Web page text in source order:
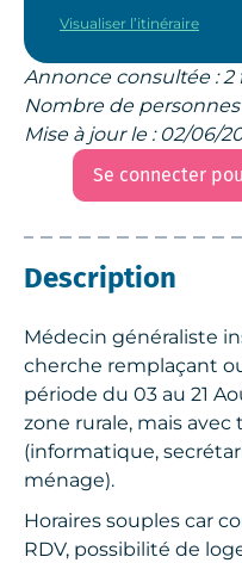
Visualiser l’itinéraire
Annonce consultée : 2
Nombre de
Mise à jour le : 02/06/
Se connecter
Description
Médecin généraliste
cherche remplaçant
période du 03 au 21
zone rurale, mais
(informatique,
ménage).
Horaires souples car
RDV, possibilité de